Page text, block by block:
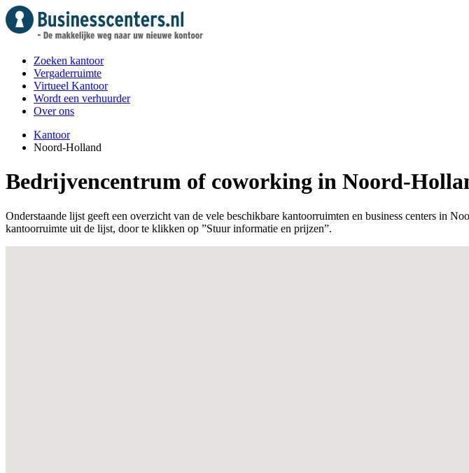
Zoeken kantoor
Vergaderruimte
Virtueel Kantoor
Wordt een verhuurder
Over ons
Kantoor
Noord-Holland
Bedrijvencentrum of coworking in Noord-
Onderstaande lijst geeft een overzicht van de vele beschikbare kantoorruimten en business centers in
kantoorruimte uit de lijst, door te klikken op ”Stuur informatie en prijzen”.